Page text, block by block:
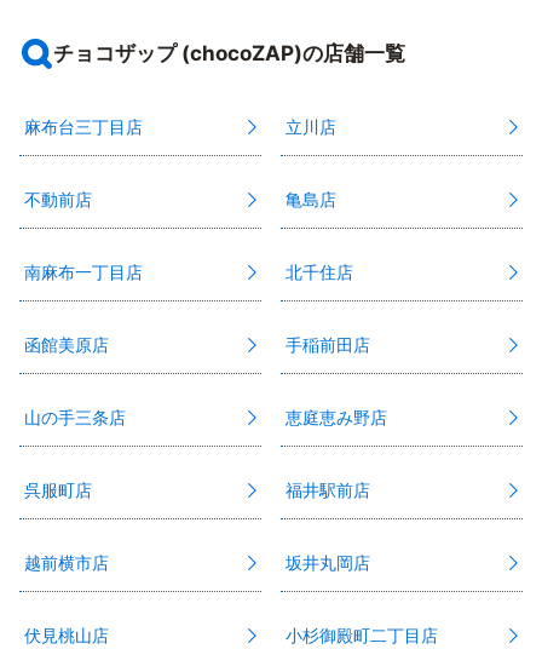
チョコザップ (chocoZAP)の店舗一覧
麻布台三丁目店 立川店
不動前店 亀島店
南麻布一丁目店 北千住店
函館美原店 手稲前田店
山の手三条店 恵庭恵み野店
呉服町店 福井駅前店
越前横市店 坂井丸岡店
伏見桃山店 小杉御殿町二丁目店